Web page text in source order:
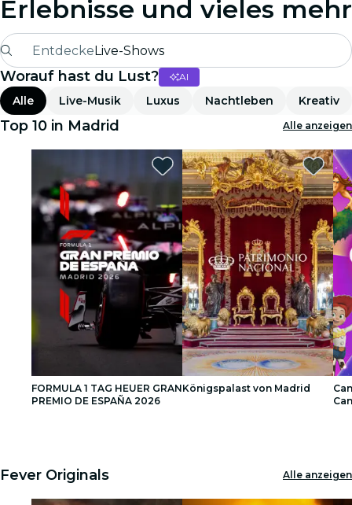
Erlebnisse und vieles mehr
EntdeckeLive-Shows
Madrid
Candlelight
London
Erlebnisse und Städte
São Paulo
Seoul
Stadttouren
Restaurants
Worauf hast du Lust? AI
Alle Live-Musik Luxus Nachtleben Kreativ
Top 10 in Madrid Alle anzeigen
FORMULA 1 TAG HEUER GRAN
PREMIO DE ESPAÑA 2026
Königspalast von Madrid
Fever Originals Alle anzeigen